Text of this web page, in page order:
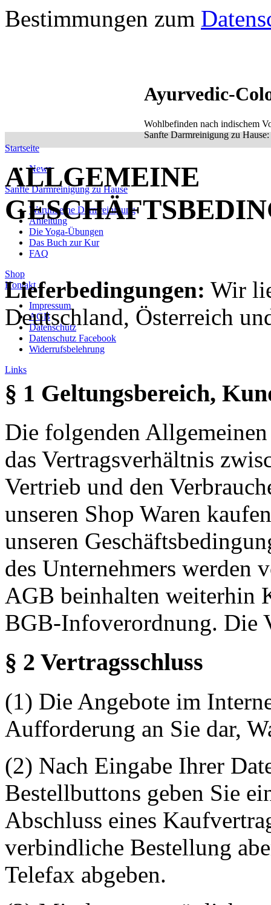
Bestimmungen zum
Ayurvedic-
Wohlbefinden nach indischem
Sanfte Darmreinigung zu
Startseite
News
Sanfte Darmreinigung zu Hause
Warum eine Darmreinigung
Anleitung
Die Yoga-Übungen
Das Buch zur Kur
FAQ
Shop
Kontakt
Impressum
AGB
Datenschutz
Datenschutz Facebook
Widerrufsbelehrung
Links
ALLGEMEINE
Lieferbedingungen: Wir
Deutschland, Österreich
§ 1 Geltungsbereich,
Die folgenden
das Vertragsverhältnis
Vertrieb und den
unseren Shop Waren
unseren
des Unternehmers werden
AGB beinhalten weiterhin
BGB-Infoverordnung. Die
§ 2 Vertragsschluss
(1) Die Angebote im
Aufforderung an Sie dar,
(2) Nach Eingabe Ihrer
Bestellbuttons geben Sie
Abschluss eines
verbindliche Bestellung
Telefax abgeben.